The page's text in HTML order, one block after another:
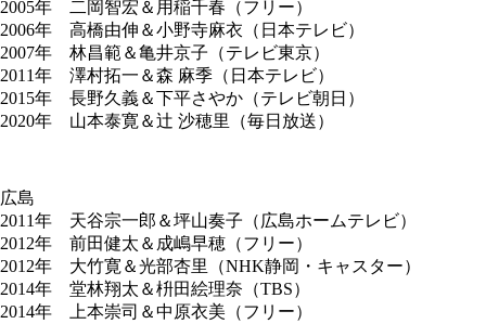
2005年 二岡智宏＆用稲千春（フリー）
2006年 高橋由伸＆小野寺麻衣（日本テレビ）
2007年 林昌範＆亀井京子（テレビ東京）
2011年 澤村拓一＆森 麻季（日本テレビ）
2015年 長野久義＆下平さやか（テレビ朝日）
2020年 山本泰寛＆辻 沙穂里（毎日放送）
広島
2011年 天谷宗一郎＆坪山奏子（広島ホームテレビ）
2012年 前田健太＆成嶋早穂（フリー）
2012年 大竹寛＆光部杏里（NHK静岡・キャスター）
2014年 堂林翔太＆枡田絵理奈（TBS）
2014年 上本崇司＆中原衣美（フリー）